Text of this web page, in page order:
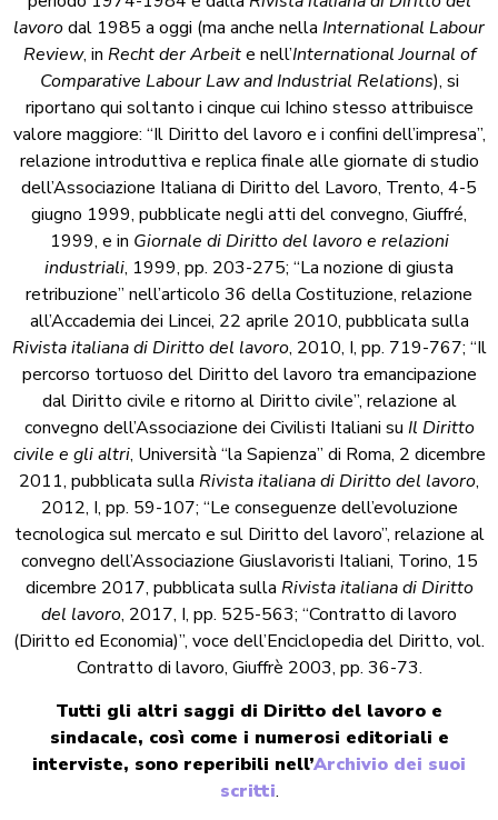
lavorodal 1985 a oggi (ma anche nella International Labour
Review, in Recht der Arbeite nell’International Journal of
Comparative Labour Law and Industrial Relations), si
riportano qui soltanto i cinque cui Ichino stesso attribuisce
valore maggiore: “Il Diritto del lavoro e i confini dell’impresa”,
relazione introduttiva e replica finale alle giornate di studio
dell’Associazione Italiana di Diritto del Lavoro, Trento, 4-5
giugno 1999, pubblicate negli atti del convegno, Giuffré,
1999, e in Giornale di Diritto del lavoro e relazioni
industriali, 1999, pp. 203-275; “La nozione di giusta
retribuzione” nell’articolo 36 della Costituzione, relazione
all’Accademia dei Lincei, 22 aprile 2010, pubblicata sulla
Rivista italiana di Diritto del lavoro, 2010, I, pp. 719-767; “Il
percorso tortuoso del Diritto del lavoro tra emancipazione
dal Diritto civile e ritorno al Diritto civile”, relazione al
convegno dell’Associazione dei Civilisti Italiani su Il Diritto
civile e gli altri, Università “la Sapienza” di Roma, 2 dicembre
2011, pubblicata sulla Rivista italiana di Diritto del lavoro,
2012, I, pp. 59-107; “Le conseguenze dell’evoluzione
tecnologica sul mercato e sul Diritto del lavoro”, relazione al
convegno dell’Associazione Giuslavoristi Italiani, Torino, 15
dicembre 2017, pubblicata sulla Rivista italiana di Diritto
del lavoro, 2017, I, pp. 525-563; “Contratto di lavoro
(Diritto ed Economia)”, voce dell’Enciclopedia del Diritto, vol.
Contratto di lavoro, Giuffrè 2003, pp. 36-73.
Tutti gli altri saggi di Diritto del lavoro e
sindacale, così come i numerosi editoriali e
interviste, sono reperibili nell’Archivio dei suoi
scritti.